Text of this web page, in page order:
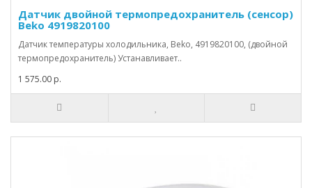
Датчик двойной термопредохранитель (сенсор)
Beko 4919820100
Датчик температуры холодильника, Beko, 4919820100, (двойной
термопредохранитель) Устанавливает..
1 575.00 р.